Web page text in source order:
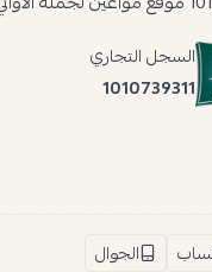
السجل التجاري
1010739311
الجوال